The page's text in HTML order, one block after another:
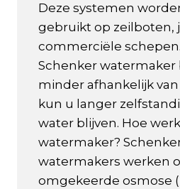
Deze systemen
gebruikt op zeilboten,
commerciële
Schenker watermaker
minder afhankelijk
kun u langer
water blijven. Hoe
watermaker?
watermakers werken
omgekeerde osmose